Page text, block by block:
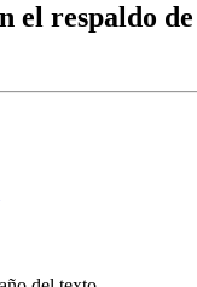
el respaldo